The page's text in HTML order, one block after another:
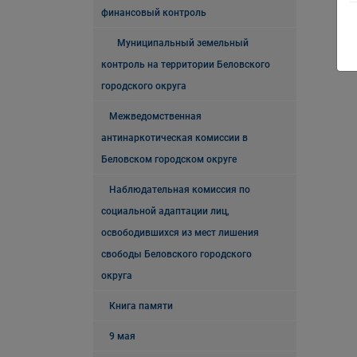
финансовый контроль
Муниципальный земельный
контроль на территории Беловского
городского округа
Межведомственная
антинаркотическая комиссии в
Беловском городском округе
Наблюдательная комиссия по
социальной адаптации лиц,
освободившихся из мест лишения
свободы Беловского городского
округа
Книга памяти
9 мая